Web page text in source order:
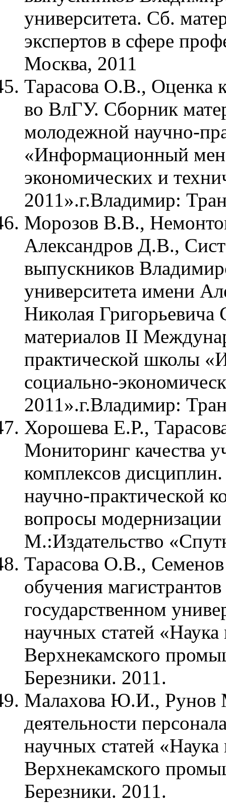
университета. Сб.
экспертов в сфере
Москва, 2011
Тарасова О.В., Оценка
во ВлГУ. Сборник
молодежной научно-
«Информационный
экономических и
2011».г.Владимир:
Морозов В.В.,
Александров Д.В.,
выпускников
университета имени
Николая
материалов II
практической школы
социально-
2011».г.Владимир:
Хорошева Е.Р.,
Мониторинг качества
комплексов
научно-практической
вопросы модернизации
М.:Издательство
Тарасова О.В.,
обучения
государственном
научных статей
Верхнекамского
Березники. 2011.
Малахова Ю.И., Рунов
деятельности
научных статей
Верхнекамского
Березники. 2011.